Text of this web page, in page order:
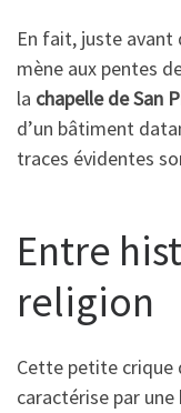
En fait, juste avant
mène aux pentes
la chapelle de San
d’un bâtiment
traces évidentes
Entre
religion
Cette petite crique
caractérise par